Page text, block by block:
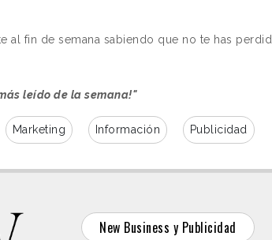
al fin de semana sabiendo que no te has
leído de la semana!"
Marketing Información Publicidad
New Business y Publicidad